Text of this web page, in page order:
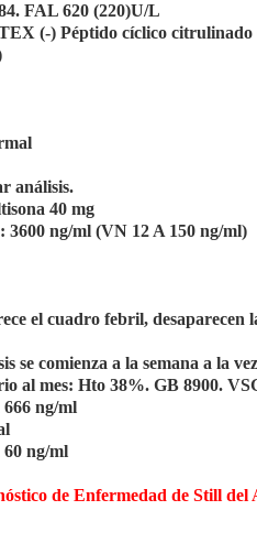
FAL 620 (220)U/L
(-) Péptido cíclico citrulinado
análisis.
40 mg
ng/ml (VN 12 A 150 ng/ml)
el cuadro febril,
se comienza a la semana a la
al mes: Hto 38%. GB 8900.
ng/ml
ng/ml
de Enfermedad de Still del